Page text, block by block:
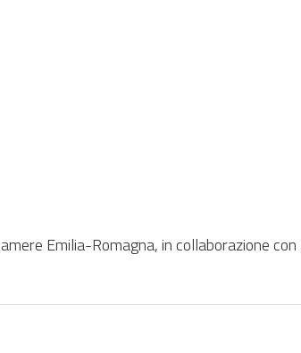
Emilia-Romagna, in collaborazione